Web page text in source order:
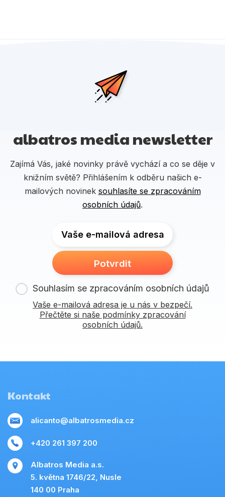
albatros media newsletter
Zajímá Vás, jaké novinky právě vychází a co se děje v
knižním světě? Přihlášením k odběru našich e-
mailových novinek souhlasíte se zpracováním
osobních údajů.
Vaše e-mailová adresa
Potvrdit
Souhlasím se zpracováním osobních údajů
Vaše e-mailová adresa je u nás v bezpečí.
Přečtěte si naše podmínky zpracování
osobních údajů.
Kontakt
alicanto@albatrosmedia.cz
+420 261 397 200
Albatros Media a.s.
5. května 1746/22, Nusle
140 00 Praha